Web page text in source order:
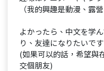
（我的興趣是動漫、露
よかったら、中文を学
り、友達になりたいです
(如果可以的話，希望與
交個朋友)